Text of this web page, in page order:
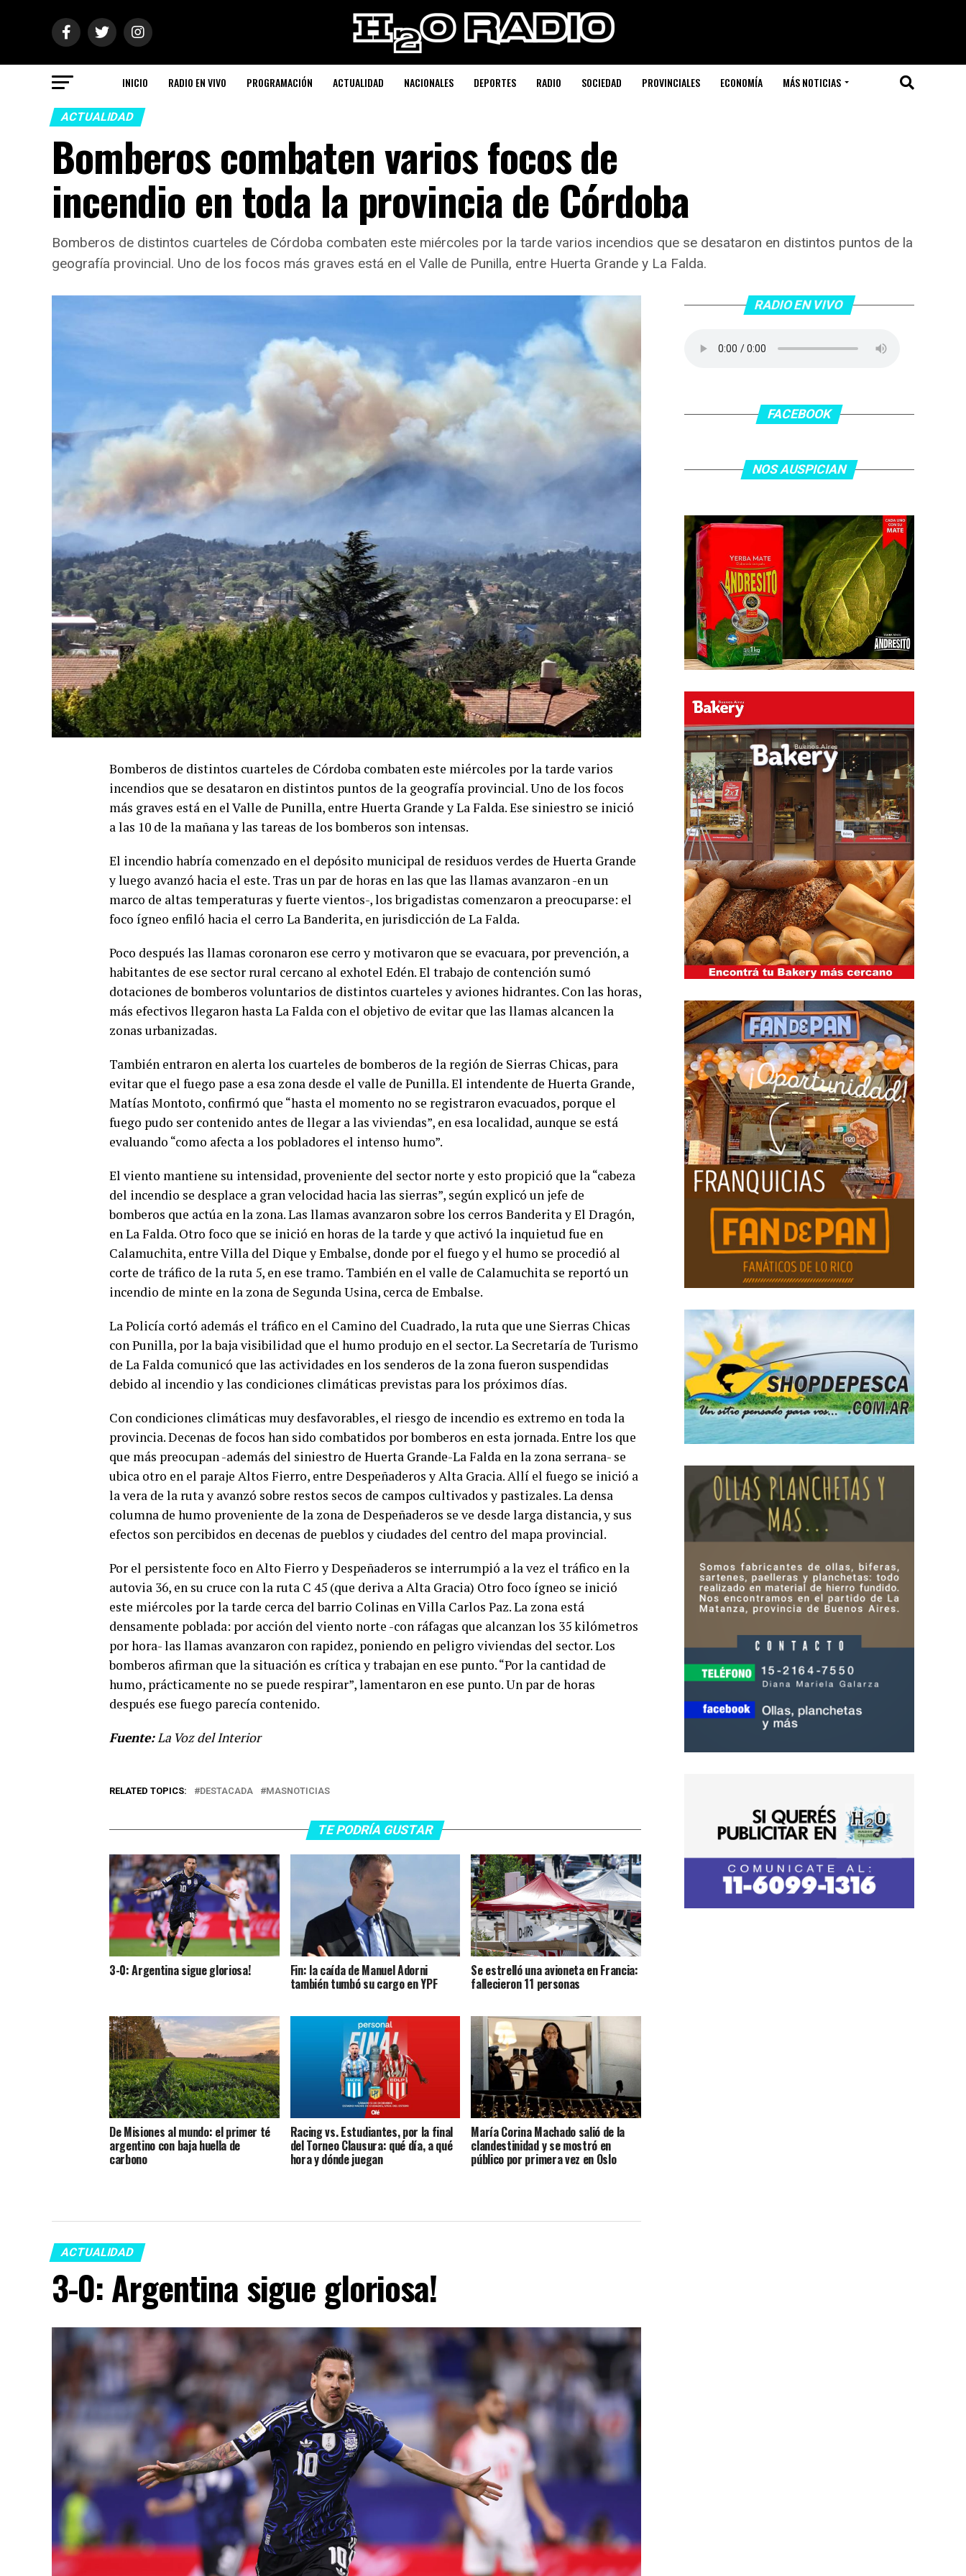
INICIO RADIO EN VIVO PROGRAMACIÓN ACTUALIDAD NACIONALES DEPORTES RADIO SOCIEDAD PROVINCIALES ECONOMÍA MÁS NOTICIAS
ACTUALIDAD
Bomberos combaten varios focos de
incendio en toda la provincia de Córdoba
Bomberos de distintos cuarteles de Córdoba combaten este miércoles por la tarde varios incendios que se desataron en distintos puntos de la
geografía provincial. Uno de los focos más graves está en el Valle de Punilla, entre Huerta Grande y La Falda.
Bomberos de distintos cuarteles de Córdoba combaten este miércoles por la tarde varios
incendios que se desataron en distintos puntos de la geografía provincial. Uno de los focos
más graves está en el Valle de Punilla, entre Huerta Grande y La Falda. Ese siniestro se inició
a las 10 de la mañana y las tareas de los bomberos son intensas.
El incendio habría comenzado en el depósito municipal de residuos verdes de Huerta Grande
y luego avanzó hacia el este. Tras un par de horas en las que las llamas avanzaron -en un
marco de altas temperaturas y fuerte vientos-, los brigadistas comenzaron a preocuparse: el
foco ígneo enfiló hacia el cerro La Banderita, en jurisdicción de La Falda.
Poco después las llamas coronaron ese cerro y motivaron que se evacuara, por prevención, a
habitantes de ese sector rural cercano al exhotel Edén. El trabajo de contención sumó
dotaciones de bomberos voluntarios de distintos cuarteles y aviones hidrantes. Con las horas,
más efectivos llegaron hasta La Falda con el objetivo de evitar que las llamas alcancen la
zonas urbanizadas.
También entraron en alerta los cuarteles de bomberos de la región de Sierras Chicas, para
evitar que el fuego pase a esa zona desde el valle de Punilla. El intendente de Huerta Grande,
Matías Montoto, confirmó que “hasta el momento no se registraron evacuados, porque el
fuego pudo ser contenido antes de llegar a las viviendas”, en esa localidad, aunque se está
evaluando “como afecta a los pobladores el intenso humo”.
El viento mantiene su intensidad, proveniente del sector norte y esto propició que la “cabeza
del incendio se desplace a gran velocidad hacia las sierras”, según explicó un jefe de
bomberos que actúa en la zona. Las llamas avanzaron sobre los cerros Banderita y El Dragón,
en La Falda. Otro foco que se inició en horas de la tarde y que activó la inquietud fue en
Calamuchita, entre Villa del Dique y Embalse, donde por el fuego y el humo se procedió al
corte de tráfico de la ruta 5, en ese tramo. También en el valle de Calamuchita se reportó un
incendio de minte en la zona de Segunda Usina, cerca de Embalse.
La Policía cortó además el tráfico en el Camino del Cuadrado, la ruta que une Sierras Chicas
con Punilla, por la baja visibilidad que el humo produjo en el sector. La Secretaría de Turismo
de La Falda comunicó que las actividades en los senderos de la zona fueron suspendidas
debido al incendio y las condiciones climáticas previstas para los próximos días.
Con condiciones climáticas muy desfavorables, el riesgo de incendio es extremo en toda la
provincia. Decenas de focos han sido combatidos por bomberos en esta jornada. Entre los que
que más preocupan -además del siniestro de Huerta Grande-La Falda en la zona serrana- se
ubica otro en el paraje Altos Fierro, entre Despeñaderos y Alta Gracia. Allí el fuego se inició a
la vera de la ruta y avanzó sobre restos secos de campos cultivados y pastizales. La densa
columna de humo proveniente de la zona de Despeñaderos se ve desde larga distancia, y sus
efectos son percibidos en decenas de pueblos y ciudades del centro del mapa provincial.
Por el persistente foco en Alto Fierro y Despeñaderos se interrumpió a la vez el tráfico en la
autovia 36, en su cruce con la ruta C 45 (que deriva a Alta Gracia) Otro foco ígneo se inició
este miércoles por la tarde cerca del barrio Colinas en Villa Carlos Paz. La zona está
densamente poblada: por acción del viento norte -con ráfagas que alcanzan los 35 kilómetros
por hora- las llamas avanzaron con rapidez, poniendo en peligro viviendas del sector. Los
bomberos afirman que la situación es crítica y trabajan en ese punto. “Por la cantidad de
humo, prácticamente no se puede respirar”, lamentaron en ese punto. Un par de horas
después ese fuego parecía contenido.
Fuente:La Voz del Interior
RELATED TOPICS: DESTACADA MASNOTICIAS
TE PODRÍA GUSTAR
3-0: Argentina sigue gloriosa! Fin: la caída de Manuel Adorni
también tumbó su cargo en YPF
Se estrelló una avioneta en Francia:
fallecieron 11 personas
De Misiones al mundo: el primer té
argentino con baja huella de
carbono
Racing vs. Estudiantes, por la final
del Torneo Clausura: qué día, a qué
hora y dónde juegan
María Corina Machado salió de la
clandestinidad y se mostró en
público por primera vez en Oslo
ACTUALIDAD
3-0: Argentina sigue gloriosa!
RADIO EN VIVO
FACEBOOK
NOS AUSPICIAN